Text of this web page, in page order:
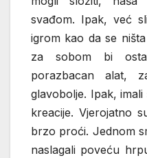
svađom. Ipak, već
igrom kao da se
za sobom bi
porazbacan alat,
glavobolje. Ipak,
kreacije. Vjerojatno
brzo proći. Jednom
naslagali poveću